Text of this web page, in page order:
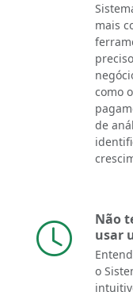
mais
como
de
Não
usar
o